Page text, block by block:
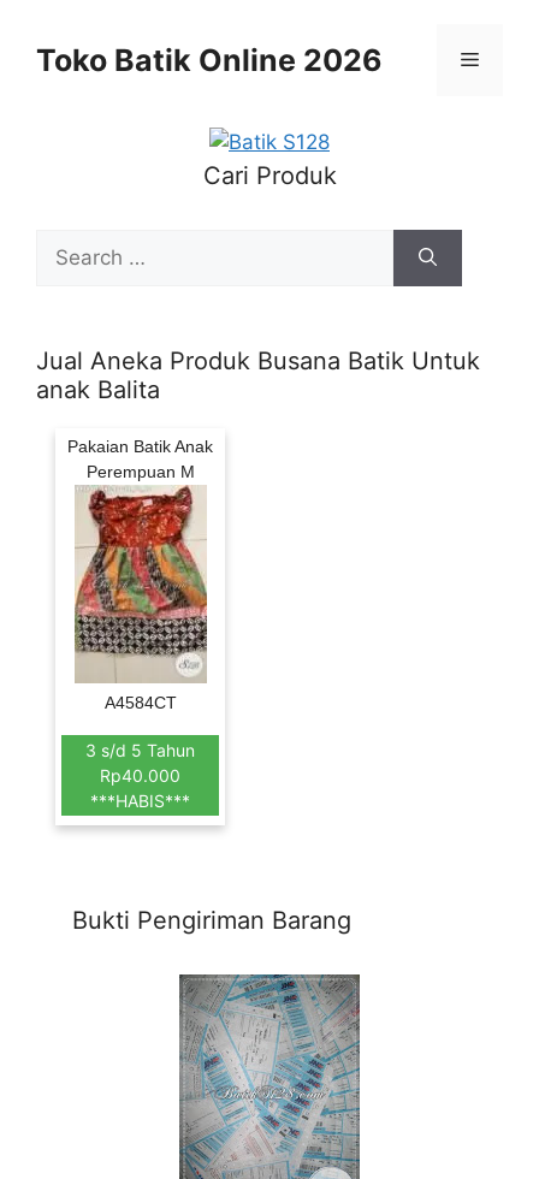
contentToko Batik Online 2026 Menu
Cari Produk
for:
Jual Aneka Produk Busana Batik Untuk
anak Balita
Pakaian Batik Anak
Perempuan M
A4584CT
3 s/d 5 Tahun
Rp40.000
***HABIS***
Bukti Pengiriman Barang